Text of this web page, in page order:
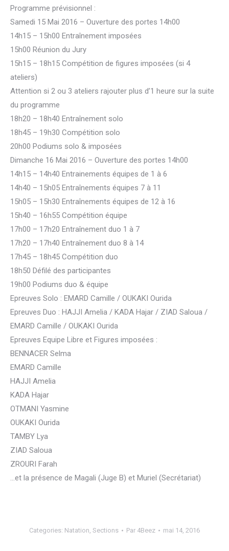
Programme prévisionnel :
Samedi 15 Mai 2016 – Ouverture des portes 14h00
14h15 – 15h00 Entraînement imposées
15h00 Réunion du Jury
15h15 – 18h15 Compétition de figures imposées (si 4
ateliers)
Attention si 2 ou 3 ateliers rajouter plus d’1 heure sur la suite
du programme
18h20 – 18h40 Entraînement solo
18h45 – 19h30 Compétition solo
20h00 Podiums solo & imposées
Dimanche 16 Mai 2016 – Ouverture des portes 14h00
14h15 – 14h40 Entrainements équipes de 1 à 6
14h40 – 15h05 Entraînements équipes 7 à 11
15h05 – 15h30 Entraînements équipes de 12 à 16
15h40 – 16h55 Compétition équipe
17h00 – 17h20 Entraînement duo 1 à 7
17h20 – 17h40 Entraînement duo 8 à 14
17h45 – 18h45 Compétition duo
18h50 Défilé des participantes
19h00 Podiums duo & équipe
Epreuves Solo : EMARD Camille / OUKAKI Ourida
Epreuves Duo : HAJJI Amelia / KADA Hajar / ZIAD Saloua /
EMARD Camille / OUKAKI Ourida
Epreuves Equipe Libre et Figures imposées :
BENNACER Selma
EMARD Camille
HAJJI Amelia
KADA Hajar
OTMANI Yasmine
OUKAKI Ourida
TAMBY Lya
ZIAD Saloua
ZROURI Farah
…et la présence de Magali (Juge B) et Muriel (Secrétariat)
Categories: Natation, Sections Par 4Beez mai 14, 2016